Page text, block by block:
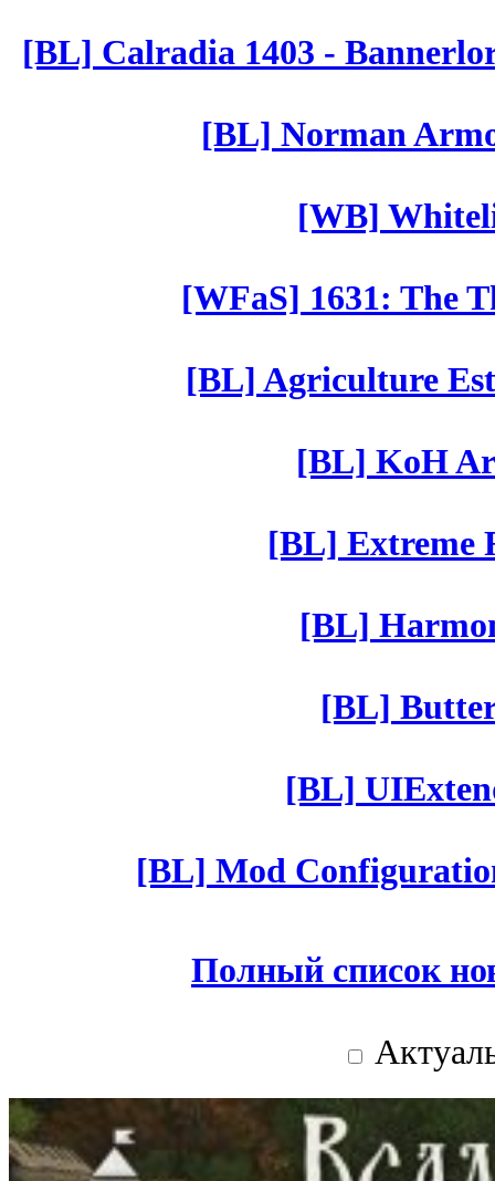
[BL] Calradia 1403 -
[BL] Norman
[WB]
[WFaS] 1631: The
[BL] Agriculture
[BL] KoH
[BL] Extreme
[BL]
[BL]
[BL]
[BL] Mod
Полный список